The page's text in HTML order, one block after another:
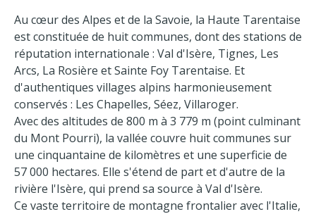
Au cœur des Alpes et de la Savoie, la Haute Tarentaise
est constituée de huit communes, dont des stations de
réputation internationale : Val d'Isère, Tignes, Les
Arcs, La Rosière et Sainte Foy Tarentaise. Et
d'authentiques villages alpins harmonieusement
conservés : Les Chapelles, Séez, Villaroger.
Avec des altitudes de 800 m à 3 779 m (point culminant
du Mont Pourri), la vallée couvre huit communes sur
une cinquantaine de kilomètres et une superficie de
57 000 hectares. Elle s'étend de part et d'autre de la
rivière l'Isère, qui prend sa source à Val d'Isère.
Ce vaste territoire de montagne frontalier avec l'Italie,